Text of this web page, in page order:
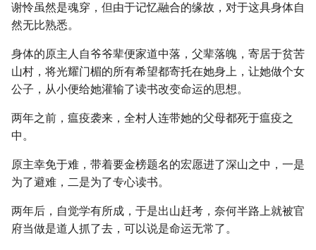
谢怜虽然是魂穿，但由于记忆融合的缘故，对于这具身体自
然无比熟悉。
身体的原主人自爷爷辈便家道中落，父辈落魄，寄居于贫苦
山村，将光耀门楣的所有希望都寄托在她身上，让她做个女
公子，从小便给她灌输了读书改变命运的思想。
两年之前，瘟疫袭来，全村人连带她的父母都死于瘟疫之
中。
原主幸免于难，带着要金榜题名的宏愿进了深山之中，一是
为了避难，二是为了专心读书。
两年后，自觉学有所成，于是出山赶考，奈何半路上就被官
府当做是道人抓了去，可以说是命运无常了。